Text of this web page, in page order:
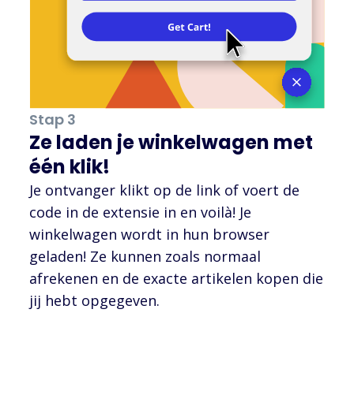
Stap 3
Ze laden je winkelwagen met
één klik!
Je ontvanger klikt op de link of voert de
code in de extensie in en voilà! Je
winkelwagen wordt in hun browser
geladen! Ze kunnen zoals normaal
afrekenen en de exacte artikelen kopen die
jij hebt opgegeven.